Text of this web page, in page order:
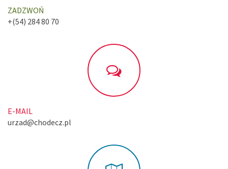
ZADZWOŃ
+(54) 284 80 70
E-MAIL
urzad@chodecz.pl